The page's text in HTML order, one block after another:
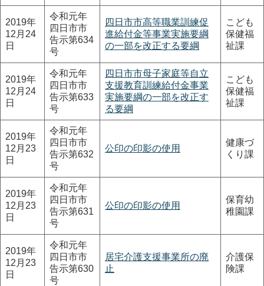
2019年
12月24
日
令和元年
四日市市
告示第634
号
四日市市高等職業訓練促
進給付金等事業実施要綱
の一部を改正する要綱
こども
保健福
祉課
2019年
12月24
日
令和元年
四日市市
告示第633
号
四日市市母子家庭等自立
支援教育訓練給付金事業
実施要綱の一部を改正す
る要綱
こども
保健福
祉課
2019年
12月23
日
令和元年
四日市市
告示第632
号
公印の印影の使用
健康づ
くり課
2019年
12月23
日
令和元年
四日市市
告示第631
号
公印の印影の使用
保育幼
稚園課
2019年
12月23
日
令和元年
四日市市
告示第630
号
居宅介護支援事業所の廃
止
介護保
険課